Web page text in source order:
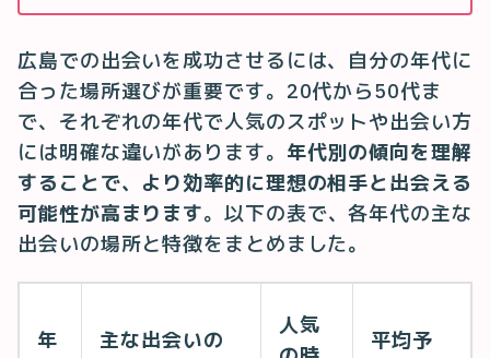
広島での出会いを成功させるには、自分の年代に
合った場所選びが重要です。20代から50代ま
で、それぞれの年代で人気のスポットや出会い方
には明確な違いがあります。 年代別の傾向を理解
することで、より効率的に理想の相手と出会える
可能性が高まります。以下の表で、各年代の主な
出会いの場所と特徴をまとめました。
年
主な出会いの
人気
平均予